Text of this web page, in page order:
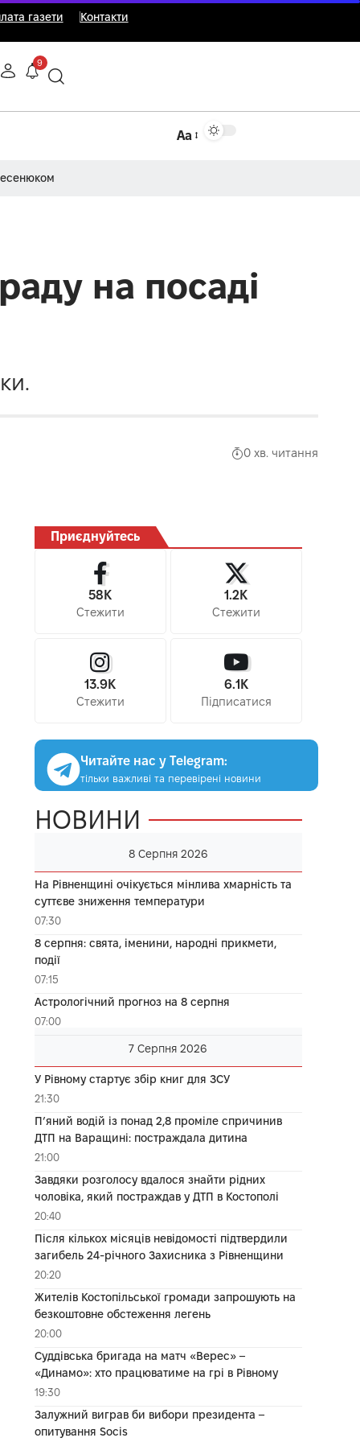
газети Контакти
9
Аа
на посаді
0 хв. читання
Приєднуйтесь
58K
Стежити
1.2K
Стежити
13.9K
Стежити
6.1K
Підписатися
Читайте нас у Telegram:
тільки важливі та перевірені новини
НОВИНИ
8 Серпня 2026
На Рівненщині очікується мінлива хмарність та
суттєве зниження температури
07:30
8 серпня: свята, іменини, народні прикмети,
події
07:15
Астрологічний прогноз на 8 серпня
07:00
7 Серпня 2026
У Рівному стартує збір книг для ЗСУ
21:30
П’яний водій із понад 2,8 проміле спричинив
ДТП на Варащині: постраждала дитина
21:00
Завдяки розголосу вдалося знайти рідних
чоловіка, який постраждав у ДТП в Костополі
20:40
Після кількох місяців невідомості підтвердили
загибель 24-річного Захисника з Рівненщини
20:20
Жителів Костопільської громади запрошують на
безкоштовне обстеження легень
20:00
Суддівська бригада на матч «Верес» –
«Динамо»: хто працюватиме на грі в Рівному
19:30
Залужний виграв би вибори президента –
опитування Socis